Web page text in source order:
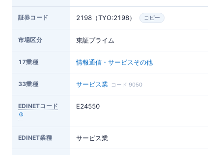
証券コード 2198（TYO:2198） コピー
市場区分 東証プライム
17業種 情報通信・サービスその他
33業種 サービス業 コード 9050
EDINETコード E24550
EDINET業種 サービス業